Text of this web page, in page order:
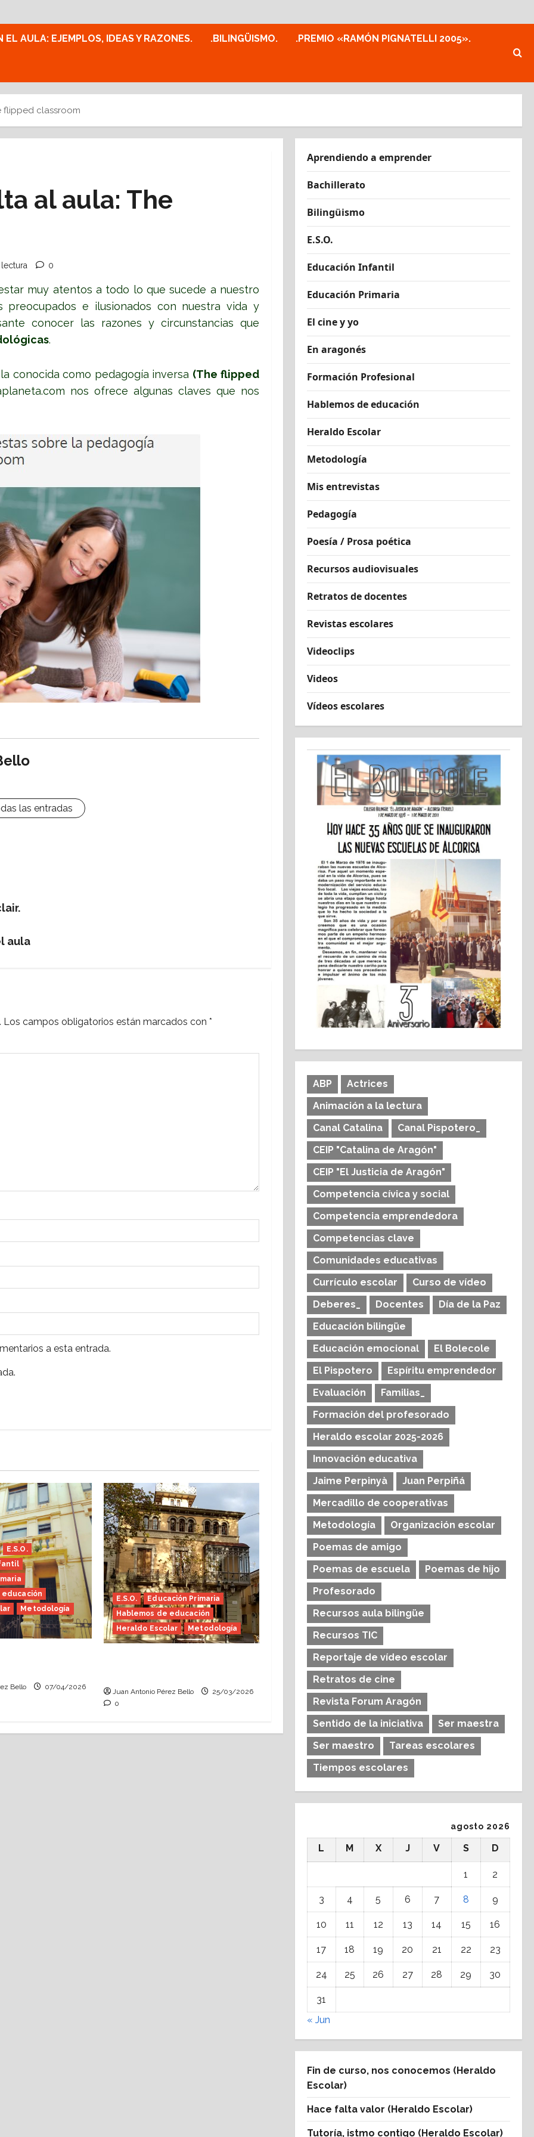
EL AULA: EJEMPLOS, IDEAS Y RAZONES. .BILINGÜISMO. .PREMIO «RAMÓN PIGNATELLI 2005».
flipped classroom
al aula: The
0
muy atentos a todo lo que sucede a nuestro
preocupados e ilusionados con nuestra vida y
conocer las razones y circunstancias que
.
conocida como pedagogía inversa (The flipped
nos ofrece algunas claves que nos
las entradas
aula
Los campos obligatorios están marcados con *
a esta entrada.
E.S.O.
educación
Metodología
Bello
07/04/2026
E.S.O.
Educación Primaria
Hablemos de educación
Heraldo Escolar
Metodología
Juan Antonio Pérez Bello
25/03/2026
0
Aprendiendo a emprender
Bachillerato
Bilingüismo
E.S.O.
Educación Infantil
Educación Primaria
El cine y yo
En aragonés
Formación Profesional
Hablemos de educación
Heraldo Escolar
Metodología
Mis entrevistas
Pedagogía
Poesía / Prosa poética
Recursos audiovisuales
Retratos de docentes
Revistas escolares
Videoclips
Videos
Vídeos escolares
ABP
Actrices
Animación a la lectura
Canal Catalina
Canal Pispotero_
CEIP "Catalina de Aragón"
CEIP "El Justicia de Aragón"
Competencia cívica y social
Competencia emprendedora
Competencias clave
Comunidades educativas
Currículo escolar
Curso de vídeo
Deberes_
Docentes
Día de la Paz
Educación bilingüe
Educación emocional
El Bolecole
El Pispotero
Espíritu emprendedor
Evaluación
Familias_
Formación del profesorado
Heraldo escolar 2025-2026
Innovación educativa
Jaime Perpinyà
Juan Perpiñá
Mercadillo de cooperativas
Metodología
Organización escolar
Poemas de amigo
Poemas de escuela
Poemas de hijo
Profesorado
Recursos aula bilingüe
Recursos TIC
Reportaje de vídeo escolar
Retratos de cine
Revista Forum Aragón
Sentido de la iniciativa
Ser maestra
Ser maestro
Tareas escolares
Tiempos escolares
agosto 2026
L M X J V S D
1 2
3 4 5 6 7 8 9
10 11 12 13 14 15 16
17 18 19 20 21 22 23
24 25 26 27 28 29 30
31
« Jun
Fin de curso, nos conocemos (Heraldo
Escolar)
Hace falta valor (Heraldo Escolar)
Tutoría, istmo contigo (Heraldo Escolar)